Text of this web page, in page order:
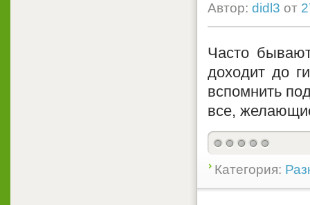
Автор: didl3 от
Часто
доходит до
вспомнить
все,
Категория: